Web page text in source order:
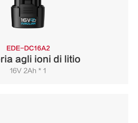
EDE-DC16A2
agli ioni di litio
16V 2Ah * 1